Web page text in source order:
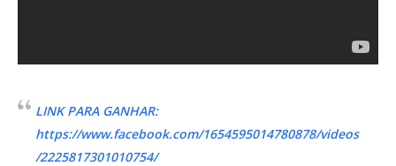
LINK PARA GANHAR:
https://www.facebook.com/1654595014780878/videos
/2225817301010754/